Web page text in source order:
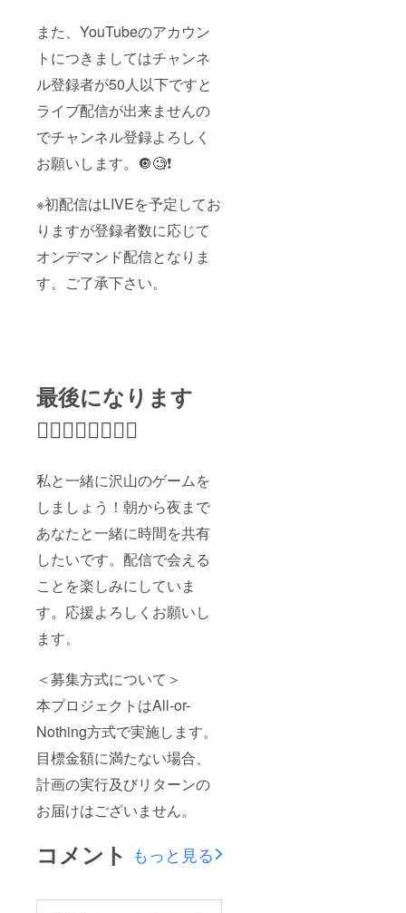
また、YouTubeのアカウン
トにつきましてはチャンネ
ル登録者が50人以下ですと
ライブ配信が出来ませんの
でチャンネル登録よろしく
お願いします。🔘🧐❗️
※初配信はLIVEを予定してお
りますが登録者数に応じて
オンデマンド配信となりま
す。ご了承下さい。
最後になります
🙇🏻‍♀️🙇‍♀️🙇🏼‍♀
私と一緒に沢山のゲームを
しましょう！朝から夜まで
あなたと一緒に時間を共有
したいです。配信で会える
ことを楽しみにしていま
す。応援よろしくお願いし
ます。
＜募集方式について＞
本プロジェクトはAll-or-
Nothing方式で実施します。
目標金額に満たない場合、
計画の実行及びリターンの
お届けはございません。
コメント もっと見る